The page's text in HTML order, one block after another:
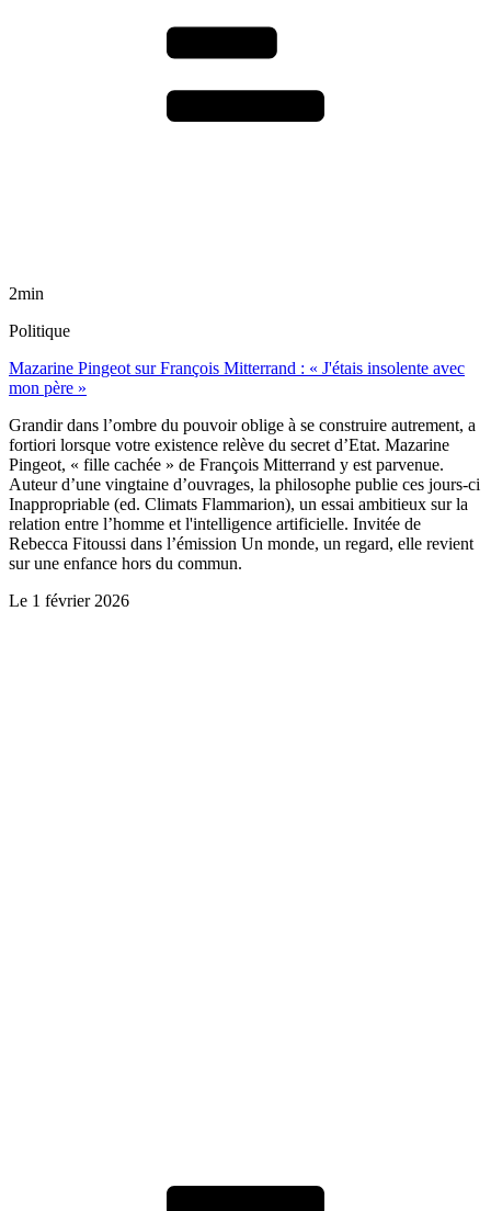
2min
Politique
Mazarine Pingeot sur François Mitterrand : « J'étais insolente avec
mon père »
Grandir dans l’ombre du pouvoir oblige à se construire autrement, a
fortiori lorsque votre existence relève du secret d’Etat. Mazarine
Pingeot, « fille cachée » de François Mitterrand y est parvenue.
Auteur d’une vingtaine d’ouvrages, la philosophe publie ces jours-ci
Inappropriable (ed. Climats Flammarion), un essai ambitieux sur la
relation entre l’homme et l'intelligence artificielle. Invitée de
Rebecca Fitoussi dans l’émission Un monde, un regard, elle revient
sur une enfance hors du commun.
Le 1 février 2026